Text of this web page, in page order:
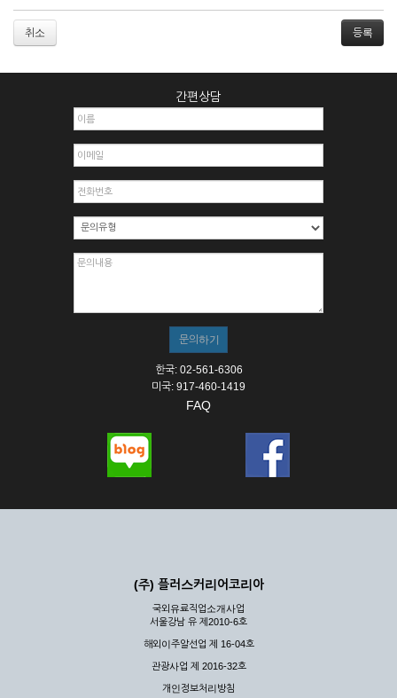
거절하거나 취소할 수 있으며, 실명으로 등록하지 않은 자의 일
2. 개인정보를 허위로 기재하여 신청할 경우
3. 경쟁 관게에 있는 이용자가 신청할 경우
4. 타인의 서비스 이용을 방해하거나, 정보를 도용한 경우
6. 이용자가 영업활동 또는 부정한 용도로 본 서비스를 이용할
7. 회사의 정보를 사전 승낙 없이 전재, 변조, 복사하여 이용하
8. 기타 회사가 정한 제반 사항을 위반하며 신청하는 경우
제5조 (서비스의 이용 및 중지)
② 시스템 점검, 교체 및 고장, 기술적인 이유, 국가비상사태, 정
스가 불가능할 경우 회사는 사전 공지나 예고 없이 서비스의 전
부 또는 일부를 일시적 또는 영구적으로 중지할 수 있습니다.
③ 기타 회사는 서비스를 제공할 수 없는 합당한 사유가 발생한
④ 회사는 제 2항 및 제 3항의 사유로 서비스의 제공이 일시적
여 배상하지 않습니다.
제3장 권리 및 의무
공할 수 있도록 최선의 노력을 다하여야 합니다.
게 누설, 배포하여서는 안됩니다. 다만, 관계법령에 의하여 국가
기관 등의 합법적인 요구가 있는 경우에는 해당 되지 않습니다.
③ 회사는 이용자로부터 제기되는 의견이나 불만이 정당하다고
인정할 경우에는 즉시 처리하여야 하며, 즉시 처리가 곤란한 경
우 그 처리를 위해 노력해야 합니다.
취소
간편상담
한국: 02-561-6306
미국: 917-460-1419
FAQ
(주) 플러스커리어코리아
국외유료직업소개사업
서울강남 유 제2010-6호
해외이주알선업 제 16-04호
관광사업 제 2016-32호
개인정보처리방침